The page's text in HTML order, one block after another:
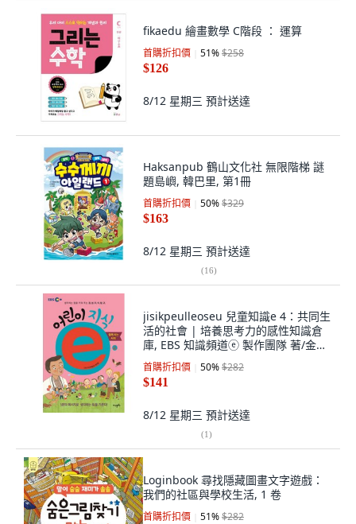
fikaedu 繪畫數學 C階段 ： 運算
首購折扣價 51%$258
$126
8/12 星期三 預計送達
Haksanpub 鶴山文化社 無限階梯 謎
題島嶼, 韓巴里, 第1冊
首購折扣價 50%$329
$163
8/12 星期三 預計送達
(16)
jisikpeulleoseu 兒童知識e 4：共同生
活的社會 | 培養思考力的感性知識倉
庫, EBS 知識頻道ⓔ 製作團隊 著/金盞
迪 繪
首購折扣價 50%$282
$141
8/12 星期三 預計送達
(1)
Loginbook 尋找隱藏圖畫文字遊戲：
我們的社區與學校生活, 1 卷
首購折扣價 51%$282